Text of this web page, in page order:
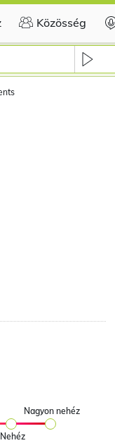
Közösség
Nehéz
Nagyon nehéz